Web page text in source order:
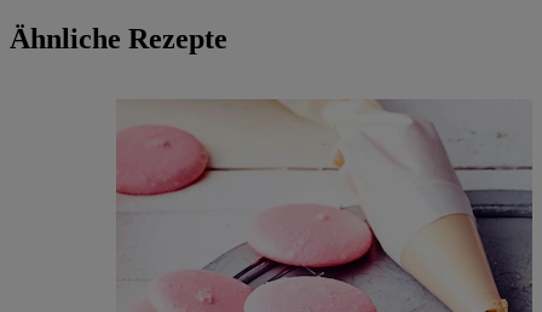
Ähnliche Rezepte